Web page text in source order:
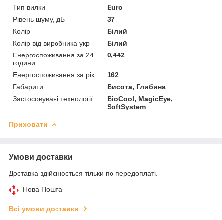
Тип вилки
Euro
Рівень шуму, дБ
37
Колір
Білий
Колір від виробника укр
Білий
Енергоспоживання за 24
години
0,442
Енергоспоживання за рік
162
Габарити
Висота, Глибина
Застосовувані технології
BioCool, MagicEye,
SoftSystem
Приховати
Умови доставки
Доставка здійснюється тільки по передоплаті.
Нова Пошта
Всі умови доставки